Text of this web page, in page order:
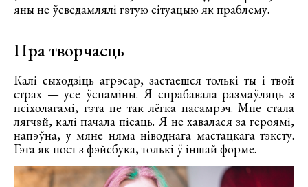
яны не ўсведамлялі гэтую сітуацыю як праблему.
Пра творчасць
Калі сыходзіць агрэсар, застаешся толькі ты і твой
страх — усе ўспаміны. Я спрабавала размаўляць з
псіхолагамі, гэта не так лёгка насамрэч. Мне стала
лягчэй, калі пачала пісаць. Я не хавалася за героямі,
напэўна, у мяне няма ніводнага мастацкага тэксту.
Гэта як пост з фэйсбука, толькі ў іншай форме.